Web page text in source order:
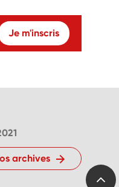
Je m'inscris
archives